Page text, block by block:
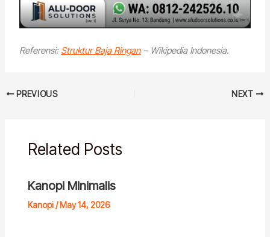
Referensi: Struktur Baja Ringan– Wikipedia Indonesia.
PREVIOUS NEXT
Related Posts
Kanopi Minimalis
Kanopi/May 14, 2026